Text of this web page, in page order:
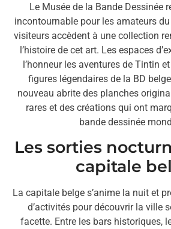
Le Musée de la Bande Dessinée
incontournable pour les amateurs
visiteurs accèdent à une collection
l’histoire de cet art. Les espaces
l’honneur les aventures de Tintin
figures légendaires de la BD
nouveau abrite des planches
rares et des créations qui ont
bande dessinée
Les sorties
capitale
La capitale belge s’anime la nuit et
d’activités pour découvrir la ville
facette. Entre les bars historiques,